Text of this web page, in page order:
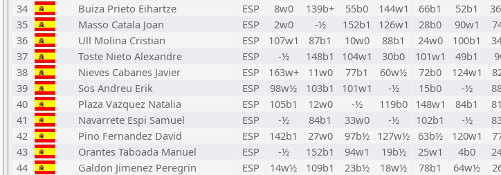
34
Buiza Prieto Eihartze ESP 8w0 139b+ 55b0 144w1 66b1 52b1
35
Masso Catala Joan ESP 2w0 -½ 152b1 126w1 28b0 90w1
36
Ull Molina Cristian ESP 107w1 87b1 10w0 88b1 24w0 100b1
37
Toste Nieto Alexandre ESP -½ 148b1 104w1 30b0 101w1 49b1
38
Nieves Cabanes Javier ESP 163w+ 11w0 77b1 60w½ 72b0 124w1
39
Sos Andreu Erik ESP 98w½ 103b1 101w1 -½ 15b0 -½
40
Plaza Vazquez Natalia ESP 105b1 12w0 -½ 119b0 148w1 84b1
41
Navarrete Espi Samuel ESP -½ 84b1 33w0 -½ 102b1 -½
42
Pino Fernandez David ESP 142b1 27w0 97b½ 127w½ 63b½ 120w1
43
Orantes Taboada Manuel ESP -½ 152b1 94w1 19b½ 25w1 4b0
44
Galdon Jimenez Peregrin ESP 14w½ 109b1 23b½ 18w½ 78b1 64w½